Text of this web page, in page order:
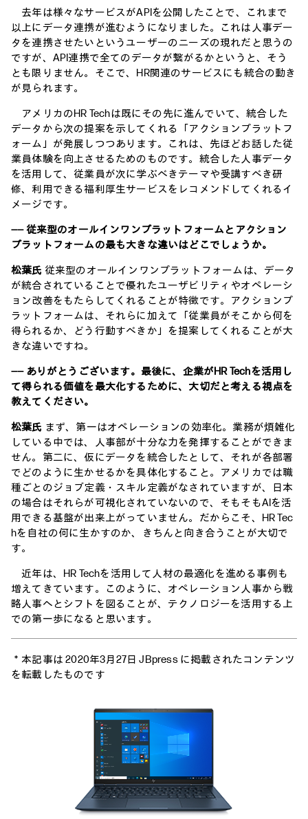
去年は様々なサービスがAPIを公開したことで、これまで
以上にデータ連携が進むようになりました。これは人事デー
タを連携させたいというユーザーのニーズの現れだと思うの
ですが、API連携で全てのデータが繋がるかというと、そう
とも限りません。そこで、HR関連のサービスにも統合の動き
が見られます。
アメリカのHR Techは既にその先に進んでいて、統合した
データから次の提案を示してくれる「アクションプラットフ
ォーム」が発展しつつあります。これは、先ほどお話した従
業員体験を向上させるためのものです。統合した人事データ
を活用して、従業員が次に学ぶべきテーマや受講すべき研
修、利用できる福利厚生サービスをレコメンドしてくれるイ
メージです。
―― 従来型のオールインワンプラットフォームとアクション
プラットフォームの最も大きな違いはどこでしょうか。
松葉氏 従来型のオールインワンプラットフォームは、データ
が統合されていることで優れたユーザビリティやオペレーシ
ョン改善をもたらしてくれることが特徴です。アクションプ
ラットフォームは、それらに加えて「従業員がそこから何を
得られるか、どう行動すべきか」を提案してくれることが大
きな違いですね。
―― ありがとうございます。最後に、企業がHR Techを活用し
て得られる価値を最大化するために、大切だと考える視点を
教えてください。
松葉氏 まず、第一はオペレーションの効率化。業務が煩雑化
している中では、人事部が十分な力を発揮することができま
せん。第二に、仮にデータを統合したとして、それが各部署
でどのように生かせるかを具体化すること。アメリカでは職
種ごとのジョブ定義・スキル定義がなされていますが、日本
の場合はそれらが可視化されていないので、そもそもAIを活
用できる基盤が出来上がっていません。だからこそ、HR Tec
hを自社の何に生かすのか、きちんと向き合うことが大切で
す。
近年は、HR Techを活用して人材の最適化を進める事例も
増えてきています。このように、オペレーション人事から戦
略人事へとシフトを図ることが、テクノロジーを活用する上
での第一歩になると思います。
＊本記事は 2020年3月27日 JBpress に掲載されたコンテンツ
を転載したものです